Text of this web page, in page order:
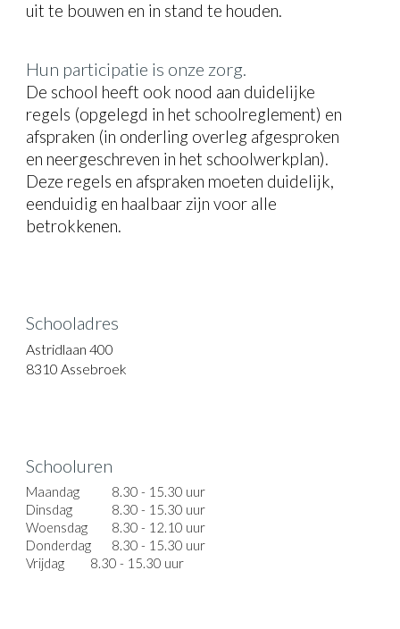
uit te bouwen en in stand te houden.
Hun participatie is onze zorg.
De school heeft ook nood aan duidelijke
regels (opgelegd in het schoolreglement) en
afspraken (in onderling overleg afgesproken
en neergeschreven in het schoolwerkplan).
Deze regels en afspraken moeten duidelijk,
eenduidig en haalbaar zijn voor alle
betrokkenen.
Schooladres
Astridlaan 400
8310 Assebroek
Schooluren
Maandag
8.30 - 15.30 uur
Dinsdag
8.30 - 15.30 uur
Woensdag
8.30 - 12.10 uur
Donderdag
8.30 - 15.30 uur
Vrijdag
8.30 - 15.30 uur